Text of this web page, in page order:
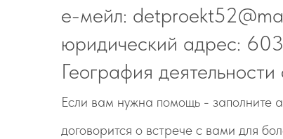
е-мейл:
юридический адрес:
География
Если вам нужна помощь - заполните
договорится о встрече с вами для